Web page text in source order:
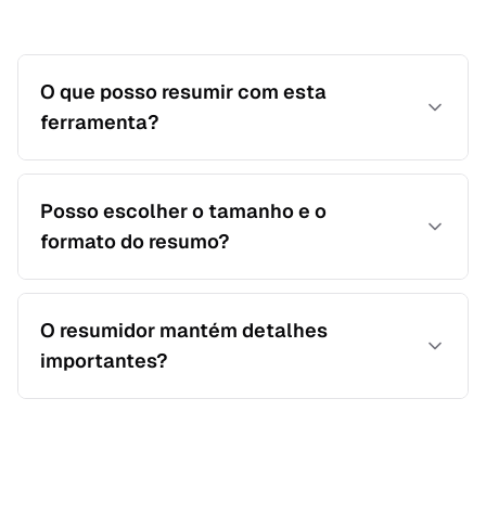
O que posso resumir com esta
ferramenta?
Você pode resumir artigos, anotações de aula,
trechos de livros-texto e arquivos enviados em
pontos-chave concisos.
Posso escolher o tamanho e o
formato do resumo?
Sim. Selecione breve, padrão ou detalhado e
escolha formatos como parágrafo, tópicos ou
esquema.
O resumidor mantém detalhes
importantes?